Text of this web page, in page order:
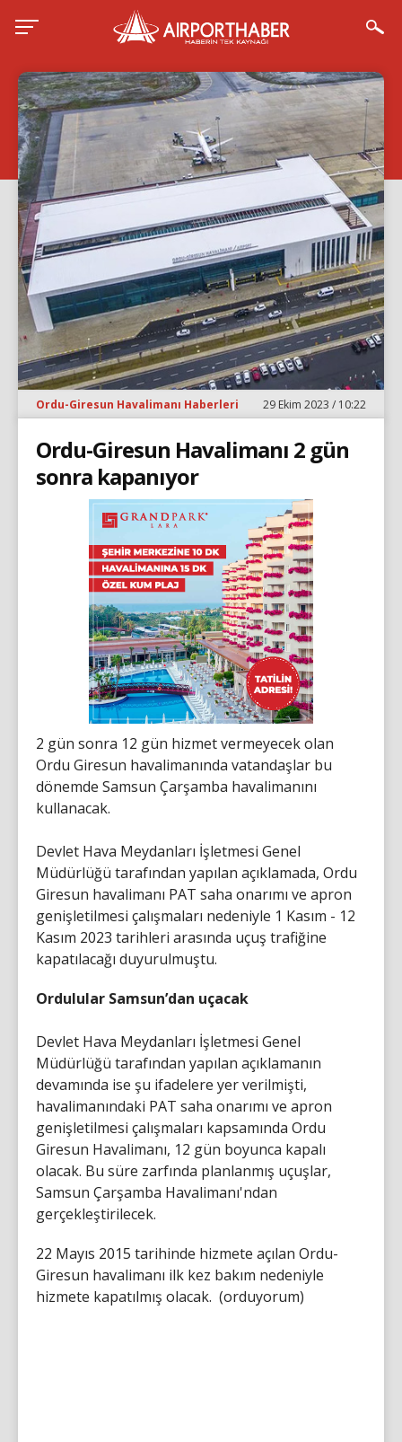
Ordu-Giresun Havalimanı Haberleri 29 Ekim 2023 / 10:22
Ordu-Giresun Havalimanı 2 gün
sonra kapanıyor
2 gün sonra 12 gün hizmet vermeyecek olan
Ordu Giresun havalimanında vatandaşlar bu
dönemde Samsun Çarşamba havalimanını
kullanacak.
Devlet Hava Meydanları İşletmesi Genel
Müdürlüğü tarafından yapılan açıklamada, Ordu
Giresun havalimanı PAT saha onarımı ve apron
genişletilmesi çalışmaları nedeniyle 1 Kasım - 12
Kasım 2023 tarihleri arasında uçuş trafiğine
kapatılacağı duyurulmuştu.
Ordulular Samsun’dan uçacak
Devlet Hava Meydanları İşletmesi Genel
Müdürlüğü tarafından yapılan açıklamanın
devamında ise şu ifadelere yer verilmişti,
havalimanındaki PAT saha onarımı ve apron
genişletilmesi çalışmaları kapsamında Ordu
Giresun Havalimanı, 12 gün boyunca kapalı
olacak. Bu süre zarfında planlanmış uçuşlar,
Samsun Çarşamba Havalimanı'ndan
gerçekleştirilecek.
22 Mayıs 2015 tarihinde hizmete açılan Ordu-
Giresun havalimanı ilk kez bakım nedeniyle
hizmete kapatılmış olacak. (orduyorum)